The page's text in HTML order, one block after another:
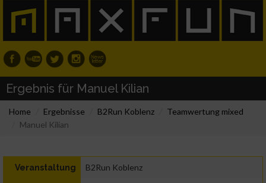
Ergebnis für Manuel Kilian
Home Ergebnisse B2Run Koblenz
Teamwertung mixed
Manuel Kilian
Veranstaltung B2Run Koblenz